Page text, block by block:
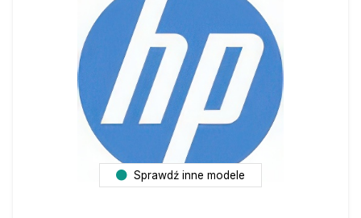
Sprawdź inne modele